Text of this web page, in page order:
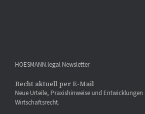
HOESMANN.legal Newsletter
Recht aktuell per E-Mail
Neue Urteile, Praxishinweise und
Wirtschaftsrecht.